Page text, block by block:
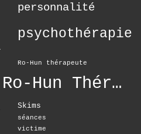
personnalité
psychothérapie
Ro-Hun thérapeute
Ro-Hun Thérapie
Skims
séances
victime